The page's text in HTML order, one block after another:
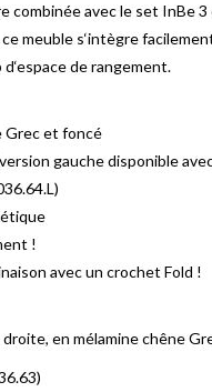
avec le set InBe 3
meuble s‘intègre
de rangement.
Grec et foncé
gauche disponible
!
avec un crochet Fold !
en mélamine chêne